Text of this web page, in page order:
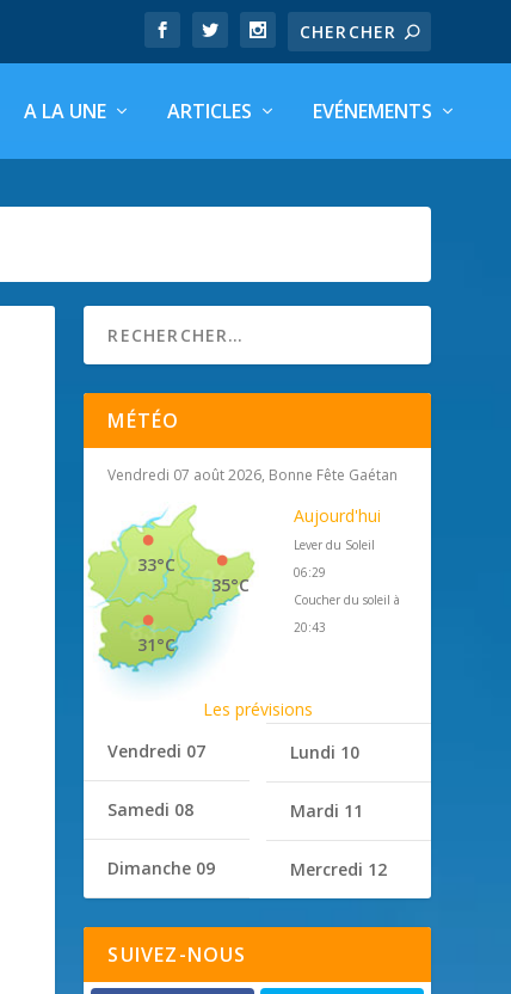
A LA UNE ARTICLES EVÉNEMENTS
MÉTÉO
Vendredi 07 août 2026, Bonne Fête Gaétan
35°C
33°C
31°C
Aujourd'hui
Lever du Soleil
06:29
Coucher du soleil à
20:43
Les prévisions
Vendredi 07
Samedi 08
Dimanche 09
Lundi 10
Mardi 11
Mercredi 12
SUIVEZ-NOUS